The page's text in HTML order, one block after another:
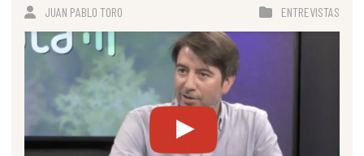
JUAN PABLO TORO ENTREVISTAS